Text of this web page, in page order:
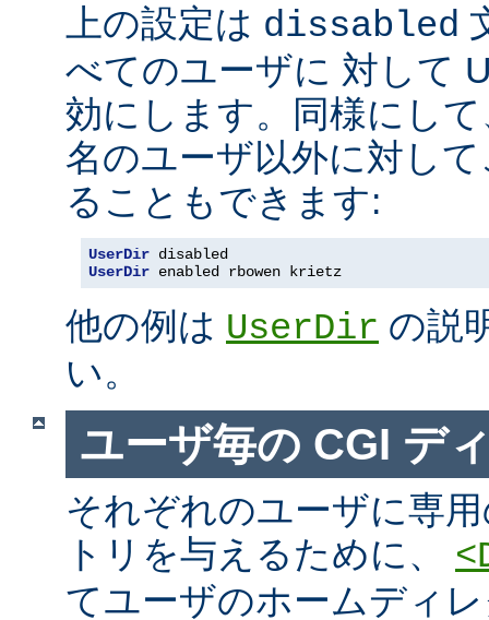
上の設定は dissabled
べてのユーザに 対して
効にします。同様にし
名のユーザ以外に対し
ることもできます:
UserDir disabled
UserDir enabled rbowen krietz
他の例は UserDir の説
い。
ユーザ毎の CGI デ
それぞれのユーザに専
トリを与えるために、
てユーザのホームディ